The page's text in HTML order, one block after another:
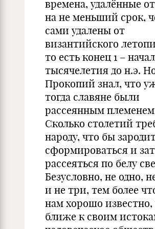
времена, удалённые
на не меньший срок,
сами удалены от
византийского
то есть конец 1 –
тысячелетия до н.э.
Прокопий знал, что
тогда славяне были
рассеянным
Сколько столетий
народу, что бы
сформироваться и
рассеяться по белу
Безусловно, не одно,
и не три, тем более
нам хорошо
ближе к своим